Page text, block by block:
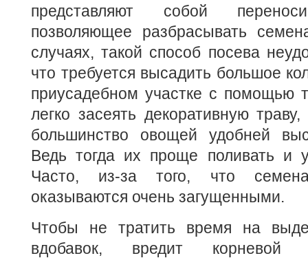
представляют собой
позволяющее разбрасывать
случаях, такой способ посева
что требуется высадить большое
приусадебном участке с помощью
легко засеять декоративную
большинство овощей удобней
Ведь тогда их проще поливать и
Часто, из-за того, что
оказываются очень загущенными.
Чтобы не тратить время на
вдобавок, вредит корневой